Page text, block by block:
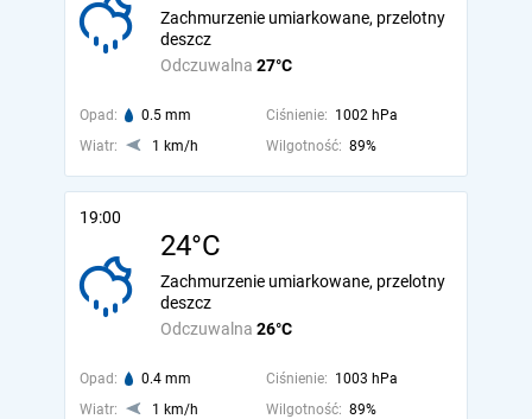
Odczuwalna 27°C
Zachmurzenie umiarkowane, przelotny
deszcz
Opad: 0.5 mm Ciśnienie: 1002 hPa
Wiatr:
1 km/h Wilgotność: 89%
19:00
24°C
Odczuwalna 26°C
Zachmurzenie umiarkowane, przelotny
deszcz
Opad: 0.4 mm Ciśnienie: 1003 hPa
Wiatr:
1 km/h Wilgotność: 89%